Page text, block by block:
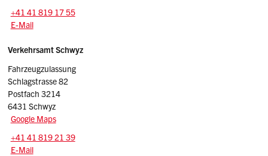
Tel.:
+41 41 819 17 55
E-Mail: adminpf.vasz
E-Mail
Verkehrsamt Schwyz
Fahrzeugzulassung
Schlagstrasse 82
Postfach 3214
6431 Schwyz
Google Maps
Tel.:
+41 41 819 21 39
E-Mail: adminfz.vasz
E-Mail